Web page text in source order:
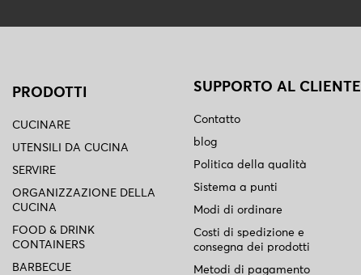
PRODOTTI
CUCINARE
UTENSILI DA CUCINA
SERVIRE
ORGANIZZAZIONE DELLA
CUCINA
FOOD & DRINK
CONTAINERS
BARBECUE
SUPPORTO AL CLIENTE
Contatto
blog
Politica della qualità
Sistema a punti
Modi di ordinare
Costi di spedizione e
consegna dei prodotti
Metodi di pagamento